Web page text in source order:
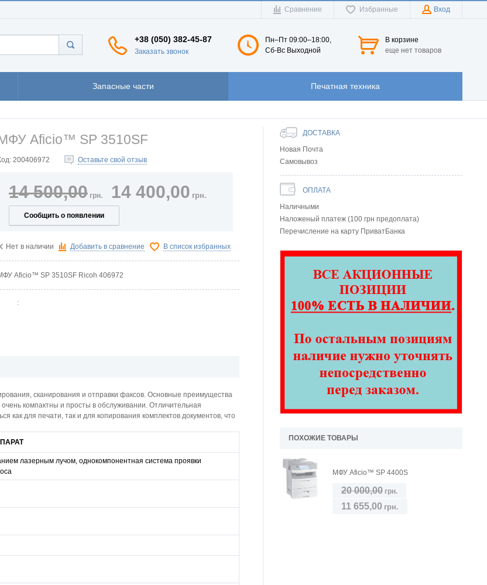
Сравнение Избранные Вход
+38 (050) 382-45-87
Заказать звонок
Пн–Пт 09:00–18:00,
Сб-Вс Выходной
В корзине
еще нет товаров
Запасные части Печатная техника
ДОСТАВКА
Новая Почта
Самовывоз
ОПЛАТА
Наличными
Наложеный платеж (100 грн предоплата)
Перечисление на карту ПриватБанка
ПОХОЖИЕ ТОВАРЫ
МФУ Aficio™ SP 4400S
20 000,00 грн.
11 655,00 грн.
Aficio™ SP 3510SF
200406972 Оставьте свой отзыв
14 500,00 грн. 14 400,00 грн.
Сообщить о появлении
Нет в наличии Добавить в сравнение В список избранных
Aficio™ SP 3510SF Ricoh 406972
:
сканирования и отправки факсов. Основные преимущества
компактны и просты в обслуживании. Отличительная
как для печати, так и для копирования комплектов документов, что
лазерным лучом, однокомпонентная система проявки